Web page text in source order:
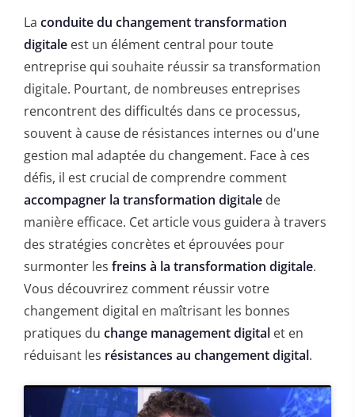
La conduite du changement transformation
digitale est un élément central pour toute
entreprise qui souhaite réussir sa transformation
digitale. Pourtant, de nombreuses entreprises
rencontrent des difficultés dans ce processus,
souvent à cause de résistances internes ou d'une
gestion mal adaptée du changement. Face à ces
défis, il est crucial de comprendre comment
accompagner la transformation digitale de
manière efficace. Cet article vous guidera à travers
des stratégies concrètes et éprouvées pour
surmonter les freins à la transformation digitale.
Vous découvrirez comment réussir votre
changement digital en maîtrisant les bonnes
pratiques du change management digital et en
réduisant les résistances au changement digital.